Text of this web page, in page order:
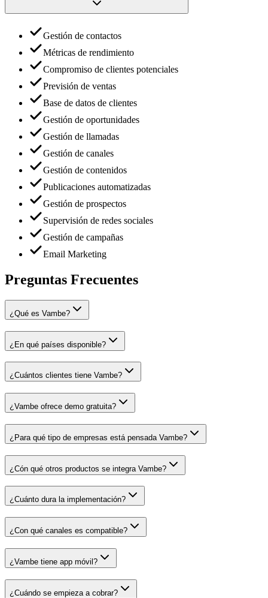
Gestión de contactos
Métricas de rendimiento
Compromiso de clientes potenciales
Previsión de ventas
Base de datos de clientes
Gestión de oportunidades
Gestión de llamadas
Gestión de canales
Gestión de contenidos
Publicaciones automatizadas
Gestión de prospectos
Supervisión de redes sociales
Gestión de campañas
Email Marketing
Preguntas Frecuentes
¿Qué es Vambe?
¿En qué países disponible?
¿Cuántos clientes tiene Vambe?
¿Vambe ofrece demo gratuita?
¿Para qué tipo de empresas está pensada Vambe?
¿Cón qué otros productos se integra Vambe?
¿Cuánto dura la implementación?
¿Con qué canales es compatible?
¿Vambe tiene app móvil?
¿Cuándo se empieza a cobrar?